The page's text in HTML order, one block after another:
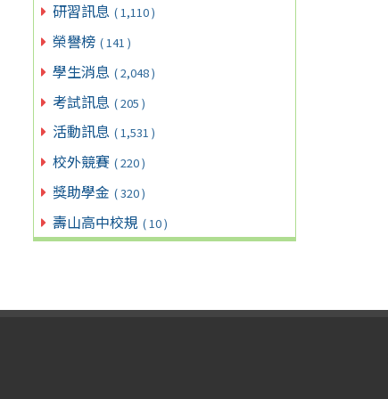
研習訊息 ( 1,110 )
榮譽榜 ( 141 )
學生消息 ( 2,048 )
考試訊息 ( 205 )
活動訊息 ( 1,531 )
校外競賽 ( 220 )
獎助學金 ( 320 )
壽山高中校規 ( 10 )